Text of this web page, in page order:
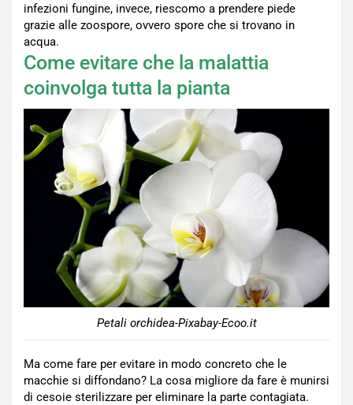
infezioni fungine, invece, riescomo a prendere piede
grazie alle zoospore, ovvero spore che si trovano in
acqua.
Come evitare che la malattia
coinvolga tutta la pianta
Petali orchidea-Pixabay-Ecoo.it
Ma come fare per evitare in modo concreto che le
macchie si diffondano? La cosa migliore da fare è munirsi
di cesoie sterilizzare per eliminare la parte contagiata.